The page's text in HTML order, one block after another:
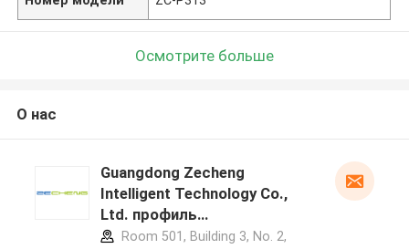
Осмотрите больше
О нас
Guangdong Zecheng
Intelligent Technology Co.,
Ltd. профиль
производителя
Room 501, Building 3, No. 2,